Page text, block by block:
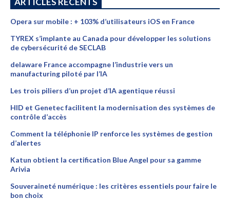
Opera sur mobile : + 103% d’utilisateurs iOS en France
TYREX s’implante au Canada pour développer les solutions
de cybersécurité de SECLAB
delaware France accompagne l’industrie vers un
manufacturing piloté par l’IA
Les trois piliers d’un projet d’IA agentique réussi
HID et Genetec facilitent la modernisation des systèmes de
contrôle d’accès
Comment la téléphonie IP renforce les systèmes de gestion
d’alertes
Katun obtient la certification Blue Angel pour sa gamme
Arivia
Souveraineté numérique : les critères essentiels pour faire le
bon choix